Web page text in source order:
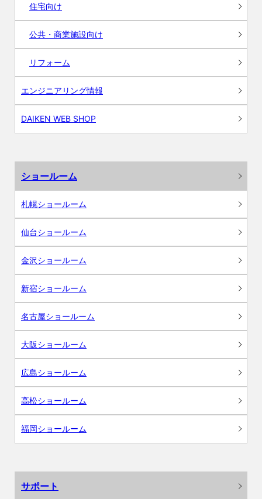
住宅向け
公共・商業施設向け
リフォーム
エンジニアリング情報
DAIKEN WEB SHOP
ショールーム
札幌ショールーム
仙台ショールーム
金沢ショールーム
新宿ショールーム
名古屋ショールーム
大阪ショールーム
広島ショールーム
高松ショールーム
福岡ショールーム
サポート